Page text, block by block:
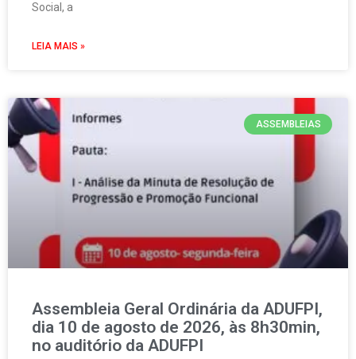
Social, a
LEIA MAIS »
ASSEMBLEIAS
Assembleia Geral Ordinária da ADUFPI,
dia 10 de agosto de 2026, às 8h30min,
no auditório da ADUFPI